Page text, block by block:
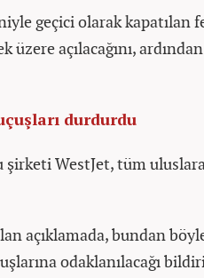
geçici olarak kapatılan
açılacağını,
durdurdu
WestJet, tüm
açıklamada, bundan
odaklanılacağı